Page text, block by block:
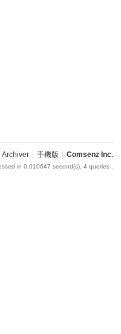
Archiver 手機版 Comsenz Inc.
in 0.010647 second(s), 4 queries .